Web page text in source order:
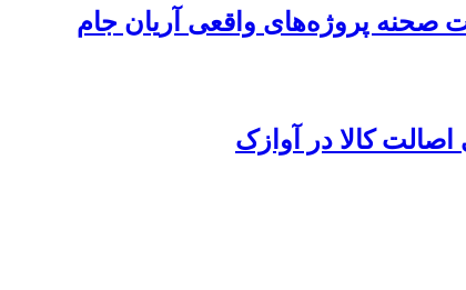
صحنه پروژه‌های واقعی آریان جام
کالا در آوازک